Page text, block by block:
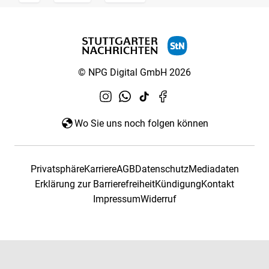
© NPG Digital GmbH 2026
Wo Sie uns noch folgen können
PrivatsphäreKarriereAGBDatenschutzMediadaten
Erklärung zur BarrierefreiheitKündigungKontakt
ImpressumWiderruf